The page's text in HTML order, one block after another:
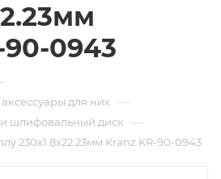
0943
для них —
шлифовальный диск —
230х1.8х22.23мм Kranz KR-90-0943